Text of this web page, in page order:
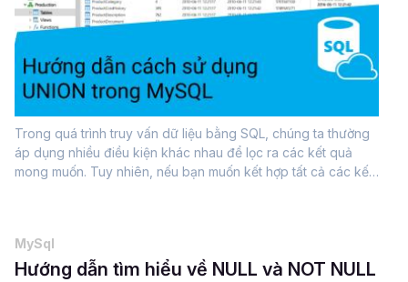
Trong quá trình truy vấn dữ liệu bằng SQL, chúng ta thường
áp dụng nhiều điều kiện khác nhau để lọc ra các kết quả
mong muốn. Tuy nhiên, nếu bạn muốn kết hợp tất cả các kết
MySql
Hướng dẫn tìm hiểu về NULL và NOT NULL